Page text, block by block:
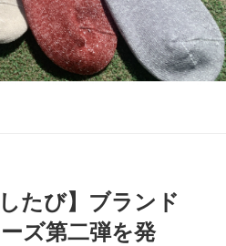
たび】ブランド
ズ第二弾を発